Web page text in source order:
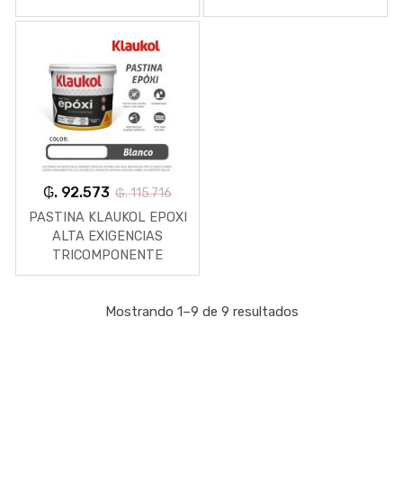
₲. 92.573 ₲. 115.716
PASTINA KLAUKOL EPOXI
ALTA EXIGENCIAS
TRICOMPONENTE
BLANCO 1 KG
Mostrando 1–9 de 9 resultados